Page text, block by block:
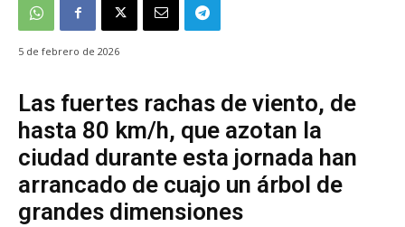
5 de febrero de 2026
Las fuertes rachas de viento, de
hasta 80 km/h, que azotan la
ciudad durante esta jornada han
arrancado de cuajo un árbol de
grandes dimensiones